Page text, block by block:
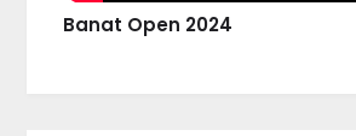
Banat Open 2024